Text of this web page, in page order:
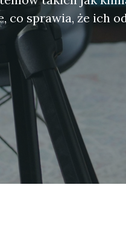
co sprawia, że ich